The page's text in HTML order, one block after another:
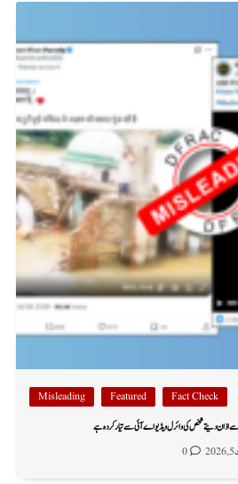
Fact Check
Featured
Misleading
اذان دیتے شخص کی وائرل ویڈیو اے آئی سے تیار کردہ ہے
0